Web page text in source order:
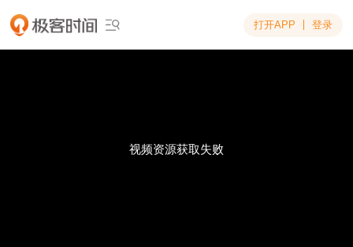
 打开APP 登录
视频资源获取失败